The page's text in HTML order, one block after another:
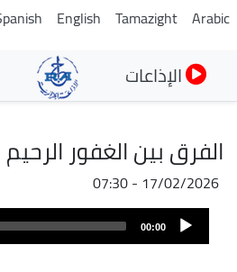
تجاوز
Arabic
Tamazight
English
الإذاعات
الفرق بين الغفور
17/02/2026 - 07:30
ملف
الصوت
Audio
Player
00:00